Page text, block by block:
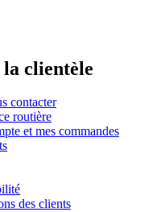
la clientèle
contacter
routière
et mes commandes
des clients